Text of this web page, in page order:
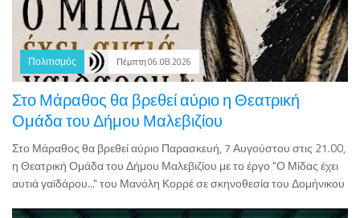
Πολιτισμός Πέμπτη 06.08.2026
Στο Μάραθος θα βρεθεί αύριο η Θεατρική
Ομάδα του Δήμου Μαλεβιζίου
Στο Μάραθος θα βρεθεί αύριο Παρασκευή, 7 Αυγούστου στις 21.00,
η Θεατρική Ομάδα του Δήμου Μαλεβιζίου με το έργο "Ο Μίδας έχει
αυτιά γαϊδάρου..." του Μανόλη Κορρέ σε σκηνοθεσία του Δομήνικου